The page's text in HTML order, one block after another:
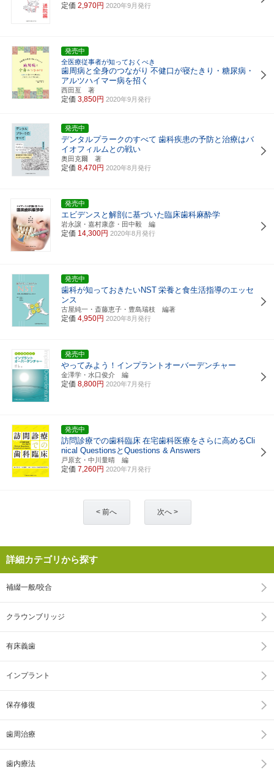
定価 2,970円 2020年9月発行
発売中
全医療従事者が知っておくべき
歯周病と全身のつながり 不健口が寝たきり・糖尿病・
アルツハイマー病を招く
西田亙 著
定価 3,850円 2020年9月発行
発売中
デンタルプラークのすべて 歯科疾患の予防と治療はバ
イオフィルムとの戦い
奥田克爾 著
定価 8,470円 2020年8月発行
発売中
エビデンスと解剖に基づいた臨床歯科麻酔学
岩永譲・嘉村康彦・田中毅 編
定価 14,300円 2020年8月発行
発売中
歯科が知っておきたいNST 栄養と食生活指導のエッセ
ンス
古屋純一・斎藤恵子・豊島瑞枝 編著
定価 4,950円 2020年8月発行
発売中
やってみよう！インプラントオーバーデンチャー
金澤学・水口俊介 編
定価 8,800円 2020年7月発行
発売中
訪問診療での歯科臨床 在宅歯科医療をさらに高めるCli
nical QuestionsとQuestions & Answers
戸原玄・中川量晴 編
定価 7,260円 2020年7月発行
< 前へ 次へ >
詳細カテゴリから探す
補綴一般/咬合
クラウンブリッジ
有床義歯
インプラント
保存修復
歯周治療
歯内療法